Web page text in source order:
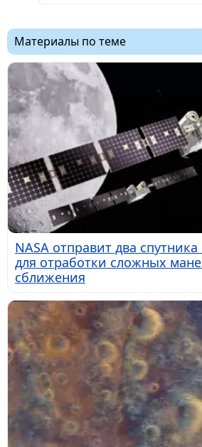
Материалы по теме
NASA отправит два
для отработки сложных
сближения